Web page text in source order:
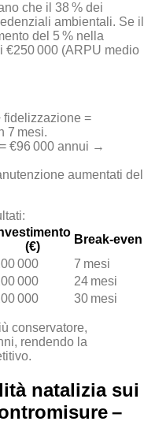
che il 38 % dei
ambientali. Se il
del 5 % nella
€250 000 (ARPU medio
fidelizzazione =
7 mesi.
€96 000 annui →
aumentati del
(€)
Break‑even
000
7 mesi
000
24 mesi
000 30 mesi
conservatore,
rendendo la
natalizia sui
–